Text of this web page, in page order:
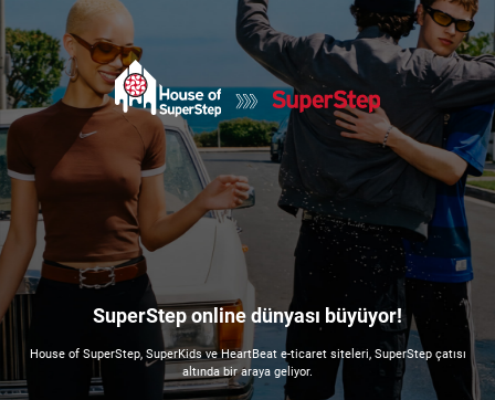
SuperStep online dünyası büyüyor!
House of SuperStep, SuperKids ve HeartBeat e-ticaret siteleri, SuperStep çatısı
altında bir araya geliyor.